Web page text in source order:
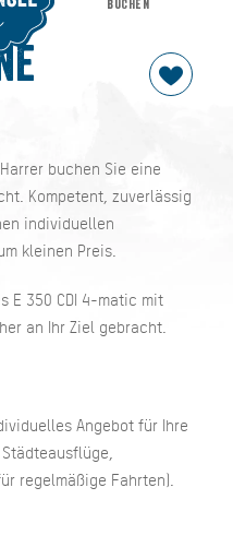
buchen Sie eine
Kompetent, zuverlässig
individuellen
kleinen Preis.
E 350 CDI 4-matic mit
an Ihr Ziel gebracht.
Angebot für Ihre
regelmäßige Fahrten).
BUCHEN